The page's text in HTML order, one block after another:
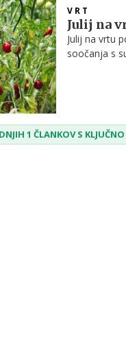
VRT
Julij na
Julij na vrtu
soočanja s
1 ČLANKOV S